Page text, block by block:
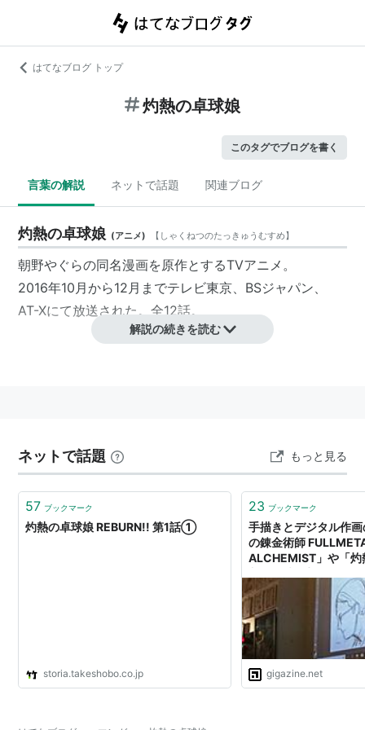
はてなブログ トップ
灼熱の卓球娘
このタグでブログを書く
言葉の解説 ネットで話題 関連ブログ
灼熱の卓球娘 (アニメ) 【 しゃくねつのたっきゅうむすめ】
朝野やぐらの同名漫画を原作とするTVアニメ。
2016年10月から12月までテレビ東京、BSジャパン、
AT-Xにて放送された。全12話。
副監督：かおり
シリーズ構成：倉田英之
キャラクターデザイン：杉村絢子
総作画監督：りお（第1話〜第3話）、諏訪真弘（第2
撮影：T2スタジオ
解説の続きを読む
ネットで話題 もっと見る
57 ブックマーク
灼熱の卓球娘 REBURN!! 第1話①
storia.takeshobo.co.jp
23 ブックマーク
手描きとデジタル作
の錬金術師
ALCHEMIST」や「
gigazine.net